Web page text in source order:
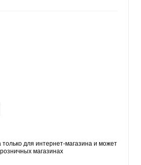
для интернет-магазина и может
магазинах